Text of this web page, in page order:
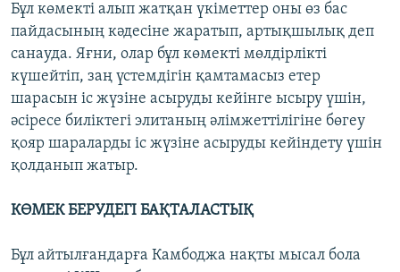
Бұл көмекті алып жатқан үкіметтер оны өз бас
пайдасының кәдесіне жаратып, артықшылық деп
санауда. Яғни, олар бұл көмекті мөлдірлікті
күшейтіп, заң үстемдігін қамтамасыз етер
шарасын іс жүзіне асыруды кейінге ысыру үшін,
әсіресе биліктегі элитаның әлімжеттілігіне бөгеу
қояр шараларды іс жүзіне асыруды кейіндету үшін
қолданып жатыр.
КӨМЕК БЕРУДЕГІ БАҚТАЛАСТЫҚ
Бұл айтылғандарға Камбоджа нақты мысал бола